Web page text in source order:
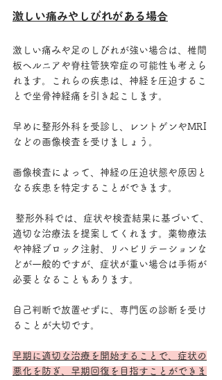
激しい痛みやしびれがある場合
激しい痛みや足のしびれが強い場合は、椎間
板ヘルニアや脊柱管狭窄症の可能性も考えら
れます。これらの疾患は、神経を圧迫するこ
とで坐骨神経痛を引き起こします。
早めに整形外科を受診し、レントゲンやMRI
などの画像検査を受けましょう。
画像検査によって、神経の圧迫状態や原因と
なる疾患を特定することができます。
適切な治療法を提案してくれます。薬物療法
や神経ブロック注射、リハビリテーションな
どが一般的ですが、症状が重い場合は手術が
必要となることもあります。
自己判断で放置せずに、専門医の診断を受け
ることが大切です。
早期に適切な治療を開始することで、症状の
悪化を防ぎ、早期回復を目指すことができま